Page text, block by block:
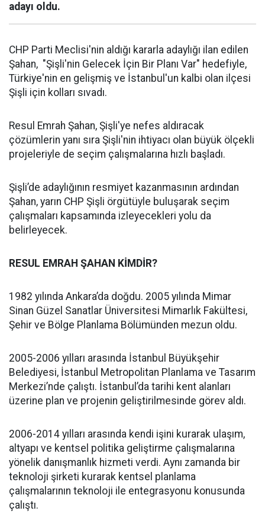
adayı oldu.
CHP Parti Meclisi'nin aldığı kararla adaylığı ilan edilen
Şahan, "Şişli'nin Gelecek İçin Bir Planı Var" hedefiyle,
Türkiye'nin en gelişmiş ve İstanbul'un kalbi olan ilçesi
Şişli için kolları sıvadı.
Resul Emrah Şahan, Şişli'ye nefes aldıracak
çözümlerin yanı sıra Şişli'nin ihtiyacı olan büyük ölçekli
projeleriyle de seçim çalışmalarına hızlı başladı.
Şişli’de adaylığının resmiyet kazanmasının ardından
Şahan, yarın CHP Şişli örgütüyle buluşarak seçim
çalışmaları kapsamında izleyecekleri yolu da
belirleyecek.
RESUL EMRAH ŞAHAN KİMDİR?
1982 yılında Ankara’da doğdu. 2005 yılında Mimar
Sinan Güzel Sanatlar Üniversitesi Mimarlık Fakültesi,
Şehir ve Bölge Planlama Bölümünden mezun oldu.
2005-2006 yılları arasında İstanbul Büyükşehir
Belediyesi, İstanbul Metropolitan Planlama ve Tasarım
Merkezi’nde çalıştı. İstanbul’da tarihi kent alanları
üzerine plan ve projenin geliştirilmesinde görev aldı.
2006-2014 yılları arasında kendi işini kurarak ulaşım,
altyapı ve kentsel politika geliştirme çalışmalarına
yönelik danışmanlık hizmeti verdi. Aynı zamanda bir
teknoloji şirketi kurarak kentsel planlama
çalışmalarının teknoloji ile entegrasyonu konusunda
çalıştı.